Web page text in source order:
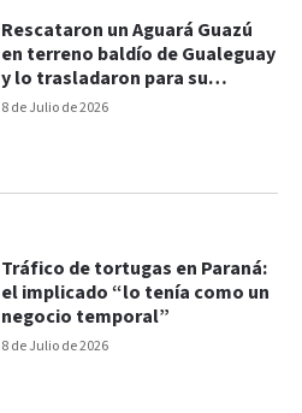
8 de Julio de 2026
Rescataron un Aguará Guazú
en terreno baldío de Gualeguay
y lo trasladaron para su
recuperación
8 de Julio de 2026
Tráfico de tortugas en Paraná:
el implicado “lo tenía como un
negocio temporal”